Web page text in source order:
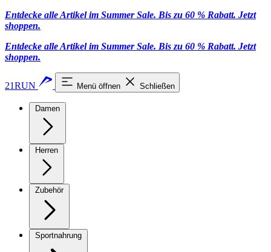
Entdecke alle Artikel im Summer Sale. Bis zu 60 % Rabatt. Jetzt
shoppen.
Entdecke alle Artikel im Summer Sale. Bis zu 60 % Rabatt. Jetzt
shoppen.
21RUN Menü öffnen Schließen
Damen
Herren
Zubehör
Sportnahrung